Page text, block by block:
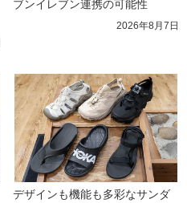
ブンイレブン連携の可能性
2026年8月7日
デザインも機能も多彩なサンダ